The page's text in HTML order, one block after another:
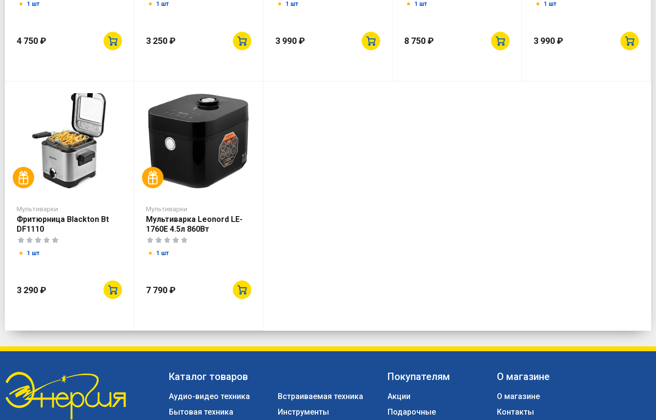
1 шт
4 750 ₽
1 шт
3 250 ₽
1 шт
3 990 ₽
1 шт
8 750 ₽
1 шт
3 990 ₽
Мультиварки
Фритюрница Blackton Bt
DF1110
1 шт
3 290 ₽
Мультиварки
Мультиварка Leonord LE-
1760E 4.5л 860Вт
1 шт
7 790 ₽
Каталог товаров
Аудио-видео техника
Бытовая техника
Встраиваемая техника
Инструменты
Покупателям
Акции
Подарочные
О магазине
О магазине
Контакты